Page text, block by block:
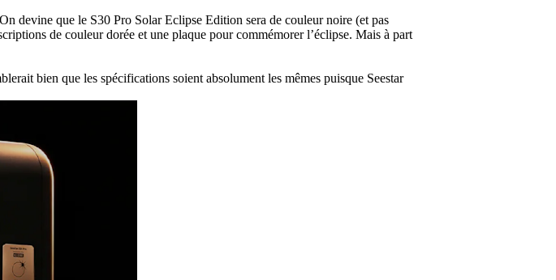
devine que le S30 Pro Solar Eclipse Edition sera de couleur noire (et pas
de couleur dorée et une plaque pour commémorer l’éclipse. Mais à part
bien que les spécifications soient absolument les mêmes puisque Seestar